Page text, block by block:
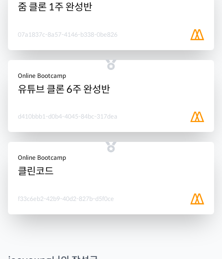
줌 클론 1주 완성반
07a1837c-8a57-4146-b338-0be826
Online Bootcamp
유튜브 클론 6주 완성반
d410bbb1-d0b4-4045-84bc-317dea
Online Bootcamp
클린코드
f33c6eb2-42b9-40d2-827b-d5f0ce